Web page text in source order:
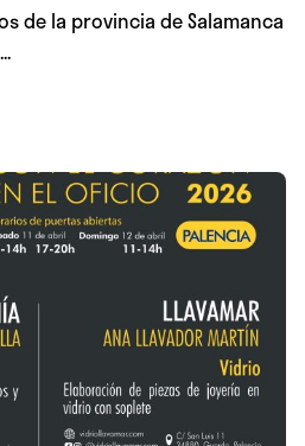
de la provincia de Salamanca